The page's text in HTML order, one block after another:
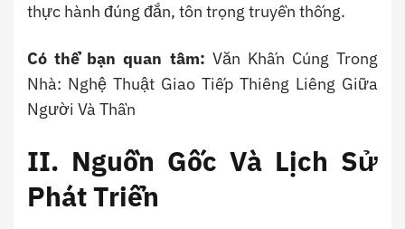
thực hành đúng đắn, tôn trọng truyền thống.
Có thể bạn quan tâm: Văn Khấn Cúng Trong
Nhà: Nghệ Thuật Giao Tiếp Thiêng Liêng Giữa
Người Và Thần
II. Nguồn Gốc Và Lịch Sử
Phát Triển